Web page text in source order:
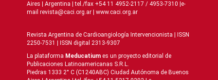
Aires | Argentina | tel./fax +54 11 4952-2117 / 4953-7310 |e-
mail revista@caci.org.ar | www.caci.org.ar
Revista Argentina de Cardioangiologí­a Intervencionista | ISSN
2250-7531 | ISSN digital 2313-9307
La plataforma Meducatium es un proyecto editorial de
Publicaciones Latinoamericanas S.R.L.
Piedras 1333 2° C (C1240ABC) Ciudad Autónoma de Buenos